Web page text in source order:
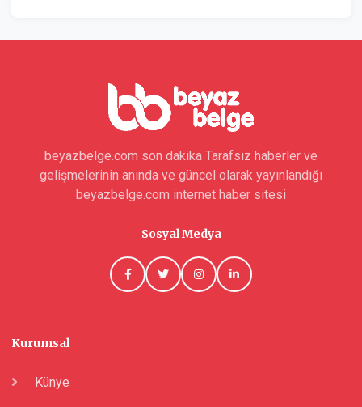
beyazbelge.com son dakika Tarafsız haberler ve
gelişmelerinin anında ve güncel olarak yayınlandığı
beyazbelge.com internet haber sitesi
Sosyal Medya
Kurumsal
Künye